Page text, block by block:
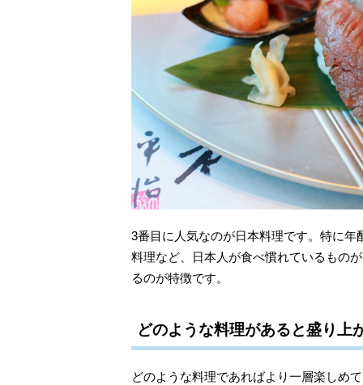
3番目に人気なのが日本料理です。特に
料理など、日本人が食べ慣れているもの
るのが特徴です。
どのような料理があると盛り上
どのような料理であればより一層楽しめ